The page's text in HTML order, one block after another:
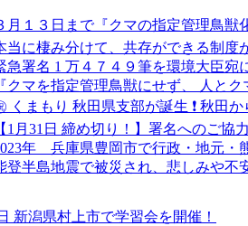
月１３日まで『クマの指定管理鳥獣
当に棲み分けて、共存ができる制度
急署名 1 万４７４９筆を環境大臣
『クマを指定管理鳥獣にせず、 人と
くまもり 秋田県支部が誕生 ❗ 秋田
【1月31日 締め切り！】署名へのご協
年 兵庫県豊岡市で行政・地元・
登半島地震で被災され、悲しみや不
新潟県村上市で学習会を開催！